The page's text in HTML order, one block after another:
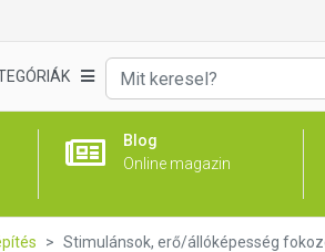
Blog
Online magazin
Stimulánsok, erő/állóképesség